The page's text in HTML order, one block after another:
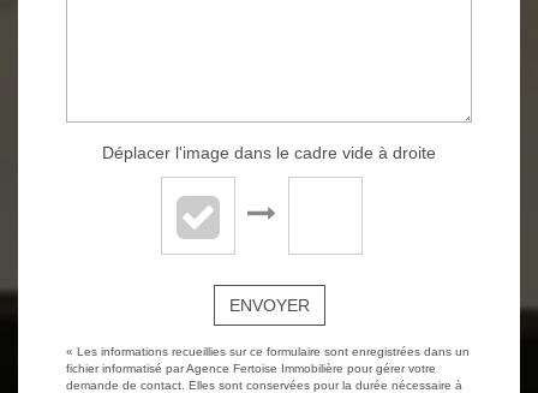
Déplacer l'image dans le cadre vide à droite
ENVOYER
« Les informations recueillies sur ce formulaire sont enregistrées dans un
fichier informatisé par Agence Fertoise Immobilière pour gérer votre
demande de contact. Elles sont conservées pour la durée nécessaire à